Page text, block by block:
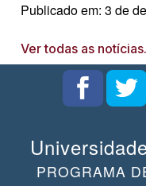
Publicado em: 3 de
Ver todas as
PROGRAMA